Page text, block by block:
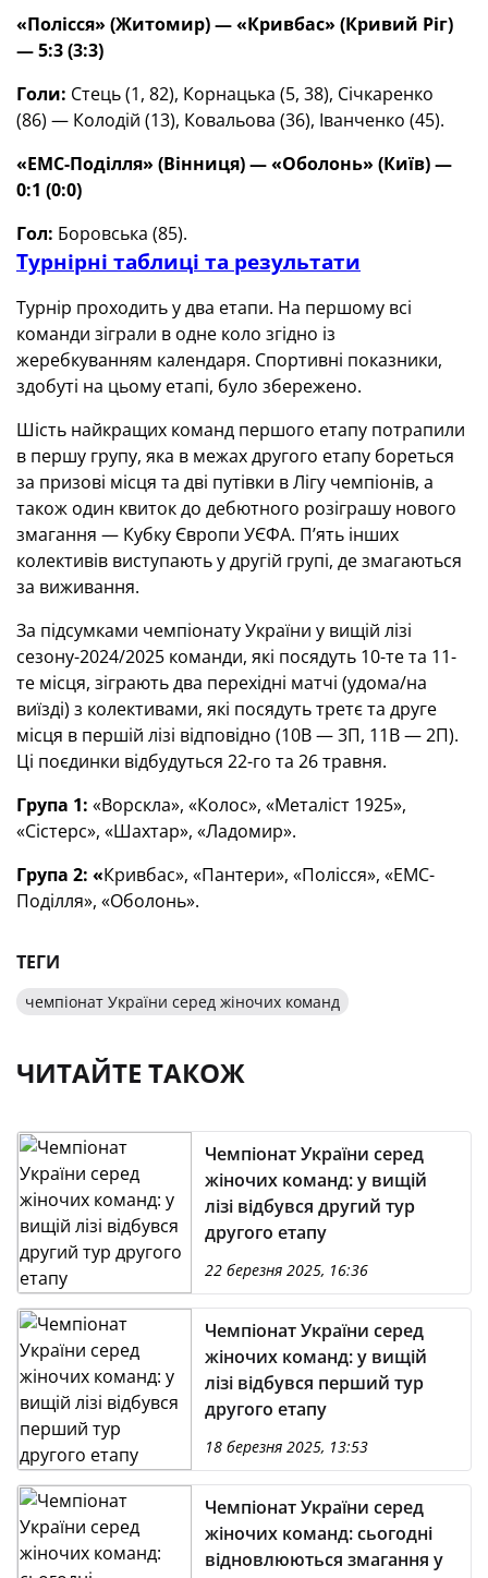
«Полісся» (Житомир) — «Кривбас» (Кривий Ріг)
— 5:3 (3:3)
Голи: Стець (1, 82), Корнацька (5, 38), Січкаренко
(86) — Колодій (13), Ковальова (36), Іванченко (45).
«ЕМС-Поділля» (Вінниця) —«Оболонь» (Київ) —
0:1 (0:0)
Гол: Боровська (85).
Турнірні таблиці та результати
Турнір проходить у два етапи. На першому всі
команди зіграли в одне коло згідно із
жеребкуванням календаря. Спортивні показники,
здобуті на цьому етапі, було збережено.
Шість найкращих команд першого етапу потрапили
в першу групу, яка в межах другого етапу бореться
за призові місця та дві путівки в Лігу чемпіонів, а
також один квиток до дебютного розіграшу нового
змагання — Кубку Європи УЄФА. П’ять інших
колективів виступають у другій групі, де змагаються
за виживання.
За підсумками чемпіонату України у вищій лізі
сезону-2024/2025 команди, які посядуть 10-те та 11-
те місця, зіграють два перехідні матчі (удома/на
виїзді) з колективами, які посядуть третє та друге
місця в першій лізі відповідно (10В — 3П, 11В — 2П).
Ці поєдинки відбудуться 22-го та 26 травня.
Група 1: «Ворскла», «Колос», «Металіст 1925»,
«Сістерс», «Шахтар», «Ладомир».
Група 2: «Кривбас», «Пантери», «Полісся», «ЕМС-
Поділля», «Оболонь».
ТЕГИ
чемпіонат України серед жіночих команд
ЧИТАЙТЕ ТАКОЖ
Чемпіонат України серед
жіночих команд: у вищій
лізі відбувся другий тур
другого етапу
22 березня 2025, 16:36
Чемпіонат України серед
жіночих команд: у вищій
лізі відбувся перший тур
другого етапу
18 березня 2025, 13:53
Чемпіонат України серед
жіночих команд: сьогодні
відновлюються змагання у